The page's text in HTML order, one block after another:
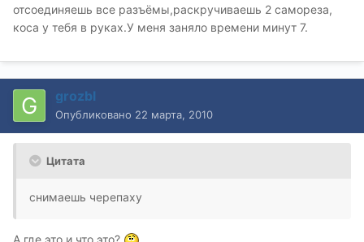
отсоединяешь все разъёмы,раскручиваешь 2 самореза,
коса у тебя в руках.У меня заняло времени минут 7.
grozbl
Опубликовано 22 марта, 2010
Цитата
снимаешь черепаху
А где это и что это?